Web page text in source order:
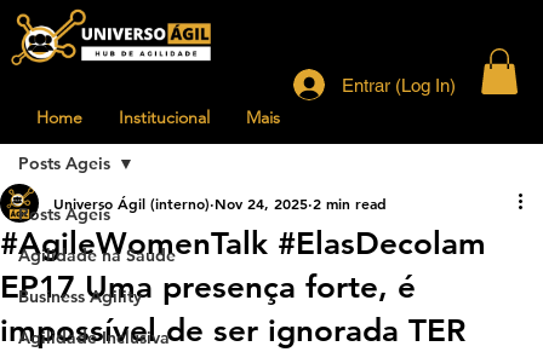
Home Institucional Mais
Entrar (Log In)
Posts Ageis
Agilidade na Saude
Business Agility
Agilidade Inclusiva
Posts Ageis
#AgileWomenTalk #ElasDecolam
EP17 Uma presença forte, é
impossível de ser ignorada TER
Universo Ágil (interno) Nov 24, 2025 2 min read